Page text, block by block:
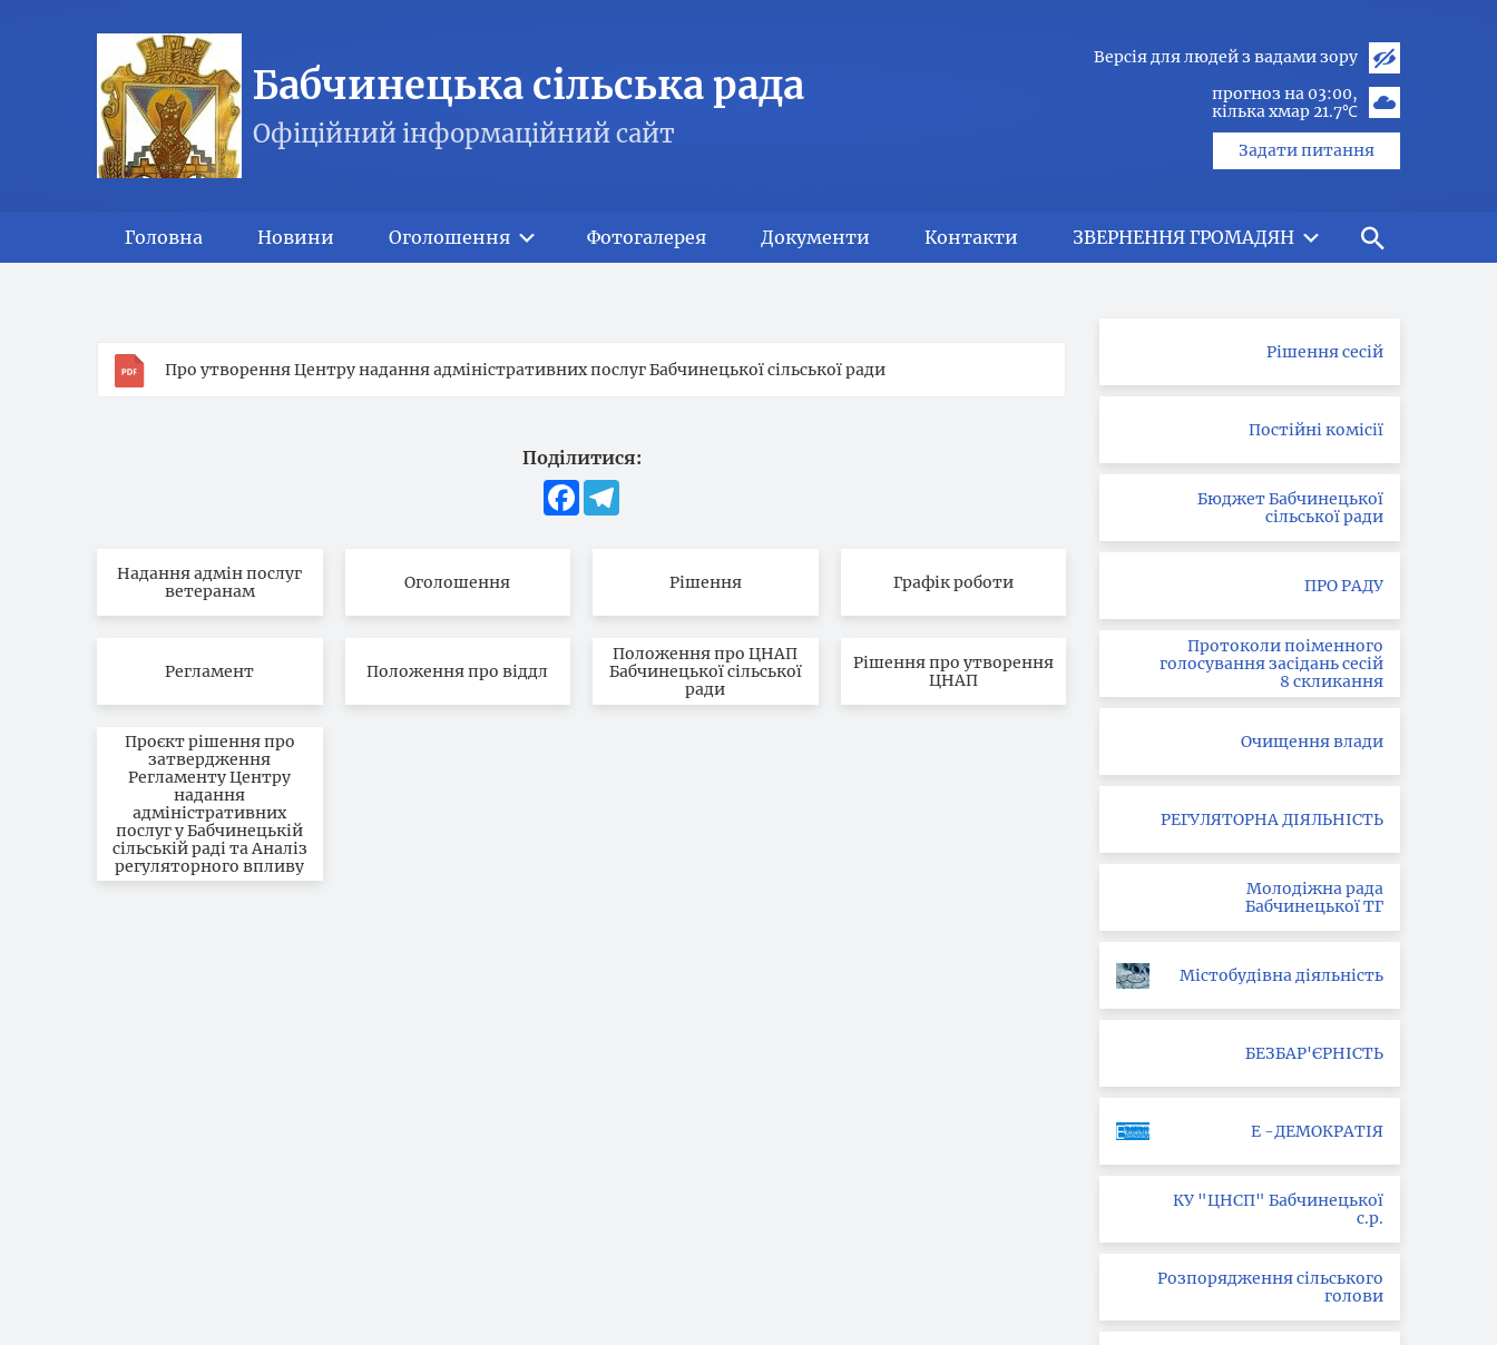
Бабчинецька сільська рада
Офіційний інформаційний сайт
Версія для людей з вадами зору
прогноз на 03:00
кілька хмар 21.7℃
Задати питання
Головна Новини Оголошення Фотогалерея Документи Контакти ЗВЕРНЕННЯ ГРОМАДЯН
Про утворення Центру надання адміністративних послуг Бабчинецької сільської ради
Поділитися:
Facebook
Надання адмін послуг
ветеранам
Оголошення Рішення Графік роботи
Регламент Положення про віддл
Положення про ЦНАП
Бабчинецької сільської
ради
Рішення про утворення
ЦНАП
Проєкт рішення про
затвердження
Регламенту Центру
надання
адміністративних
послуг у Бабчинецькій
сільській раді та Аналіз
регуляторного впливу
Рішення сесій
Постійні комісії
Бюджет Бабчинецької
сільської ради
ПРО РАДУ
Протоколи поіменного
голосування засідань сесій
8 скликання
Очищення влади
РЕГУЛЯТОРНА ДІЯЛЬНІСТЬ
Молодіжна рада
Бабчинецької ТГ
Містобудівна діяльність
БЕЗБАР'ЄРНІСТЬ
Е -ДЕМОКРАТІЯ
КУ "ЦНСП" Бабчинецької
с.р.
Розпорядження сільського
голови